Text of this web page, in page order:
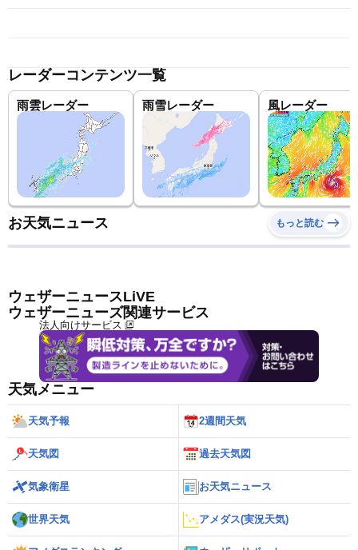
レーダーコンテンツ一覧
雨雲レーダー 雨雪レーダー 風レーダー
お天気ニュース もっと読む
ウェザーニュースLiVE
ウェザーニューズ関連サービス
法人向けサービス
天気メニュー
天気予報 2週間天気
天気図 過去天気図
気象衛星 お天気ニュース
世界天気 アメダス(実況天気)